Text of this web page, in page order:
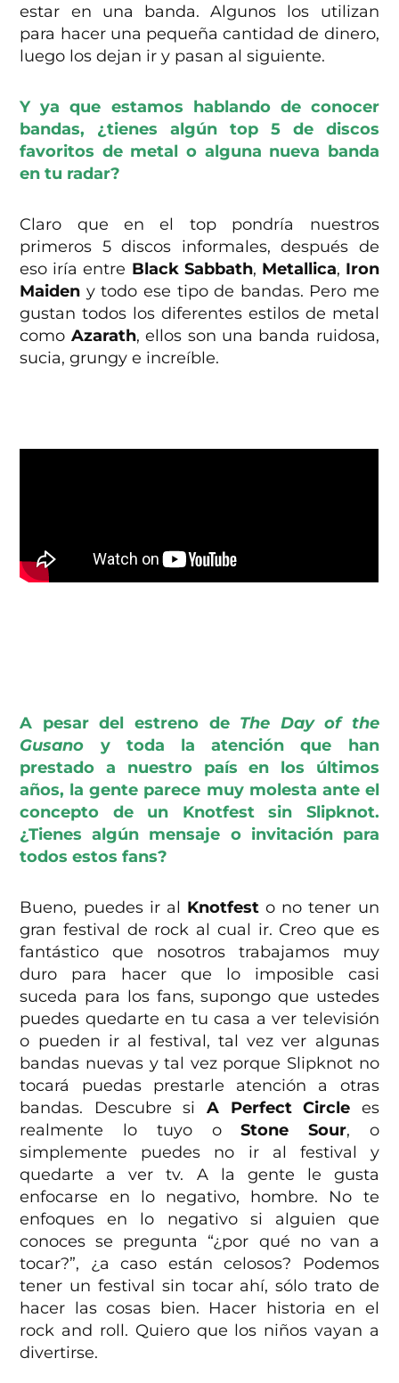
estar en una banda. Algunos los utilizan
para hacer una pequeña cantidad de dinero,
luego los dejan ir y pasan al siguiente.
Y ya que estamos hablando de conocer
bandas, ¿tienes algún top 5 de discos
favoritos de metal o alguna nueva banda
en tu radar?
Claro que en el top pondría nuestros
primeros 5 discos informales, después de
eso iría entre Black Sabbath, Metallica, Iron
Maiden y todo ese tipo de bandas. Pero me
gustan todos los diferentes estilos de metal
como Azarath, ellos son una banda ruidosa,
sucia, grungy e increíble.
A pesar del estreno deThe Day of the
Gusano y toda la atención que han
prestado a nuestro país en los últimos
años, la gente parece muy molesta ante el
concepto de un Knotfest sin Slipknot.
¿Tienes algún mensaje o invitación para
todos estos fans?
Bueno, puedes ir al Knotfest o no tener un
gran festival de rock al cual ir. Creo que es
fantástico que nosotros trabajamos muy
duro para hacer que lo imposible casi
suceda para los fans, supongo que ustedes
puedes quedarte en tu casa a ver televisión
o pueden ir al festival, tal vez ver algunas
bandas nuevas y tal vez porque Slipknot no
tocará puedas prestarle atención a otras
bandas. Descubre si A Perfect Circle es
realmente lo tuyo oStone Sour, o
simplemente puedes no ir al festival y
quedarte a ver tv. A la gente le gusta
enfocarse en lo negativo, hombre. No te
enfoques en lo negativo si alguien que
conoces se pregunta “¿por qué no van a
tocar?”, ¿a caso están celosos? Podemos
tener un festival sin tocar ahí, sólo trato de
hacer las cosas bien. Hacer historia en el
rock and roll. Quiero que los niños vayan a
divertirse.